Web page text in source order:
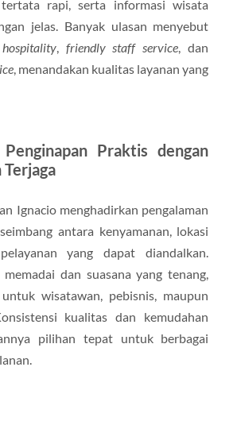
rapi, serta informasi wisata
jelas. Banyak ulasan menyebut
, friendly staff service, dan
, menandakan kualitas layanan yang
Penginapan Praktis dengan
Ignacio menghadirkan pengalaman
antara kenyamanan, lokasi
yang dapat diandalkan.
dan suasana yang tenang,
wisatawan, pebisnis, maupun
kualitas dan kemudahan
pilihan tepat untuk berbagai